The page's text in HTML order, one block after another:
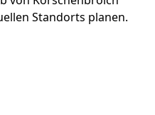
Standorts planen.